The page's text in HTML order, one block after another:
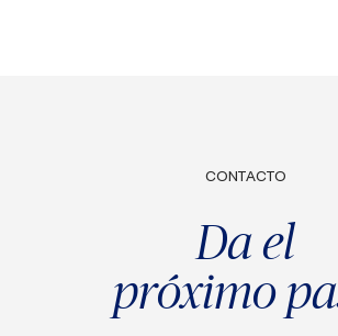
CONTACTO
Da el
próximo